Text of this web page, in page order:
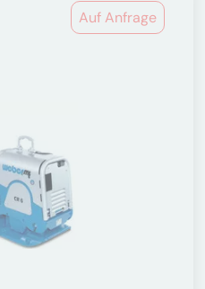
Auf Anfrage